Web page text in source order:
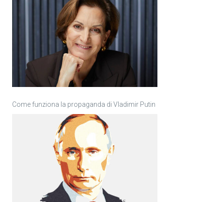
Come funziona la propaganda di Vladimir Putin